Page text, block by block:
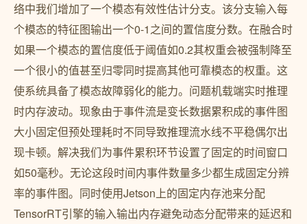
络中我们增加了一个模态有效性估计分支。该分支输入每
个模态的特征图输出一个0-1之间的置信度分数。在融合时
如果一个模态的置信度低于阈值如0.2其权重会被强制降至
一个很小的值甚至归零同时提高其他可靠模态的权重。这
使系统具备了模态故障弱化的能力。问题机载端实时推理
时内存波动。现象由于事件流是变长数据累积成的事件图
大小固定但预处理耗时不同导致推理流水线不平稳偶尔出
现卡顿。解决我们为事件累积环节设置了固定的时间窗口
如50毫秒。无论这段时间内事件数量多少都生成固定分辨
率的事件图。同时使用Jetson上的固定内存池来分配
TensorRT引擎的输入输出内存避免动态分配带来的延迟和